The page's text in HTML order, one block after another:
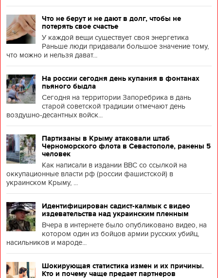
Что не берут и не дают в долг, чтобы не
потерять свое счастье
У каждой вещи существует своя энергетика
Раньше люди придавали большое значение тому,
что можно и нельзя дават...
На россии сегодня день купания в фонтанах
пьяного быдла
Сегодня на территории Запоребрика в дань
старой советской традиции отмечают день
воздушно-десантных войск...
Партизаны в Крыму атаковали штаб
Черноморского флота в Севастополе, ранены 5
человек
Как написали в издании BBC со ссылкой на
оккупационные власти рф (россии фашистской) в
украинском Крыму, ...
Идентифицирован садист-калмык с видео
издевательства над украинским пленным
Вчера в интернете было опубликовано видео, на
котором один из бойцов армии русских убийц,
насильников и мароде...
Шокирующая статистика измен и их причины.
Кто и почему чаще предает партнеров